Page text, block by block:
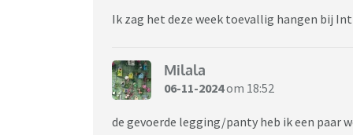
Ik zag het deze week toevallig hangen bij
Milala
06-11-2024om 18:52
de gevoerde legging/panty heb ik een paar